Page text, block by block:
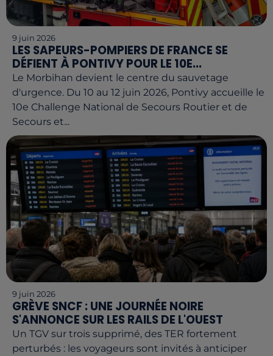
9 juin 2026
LES SAPEURS-POMPIERS DE FRANCE SE
DÉFIENT À PONTIVY POUR LE 10E...
Le Morbihan devient le centre du sauvetage
d'urgence. Du 10 au 12 juin 2026, Pontivy accueille le
10e Challenge National de Secours Routier et de
Secours et...
9 juin 2026
GRÈVE SNCF : UNE JOURNÉE NOIRE
S'ANNONCE SUR LES RAILS DE L'OUEST
Un TGV sur trois supprimé, des TER fortement
perturbés : les voyageurs sont invités à anticiper